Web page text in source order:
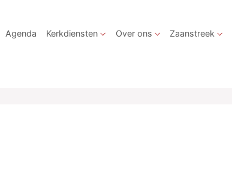
Agenda Kerkdiensten Over ons Zaanstreek